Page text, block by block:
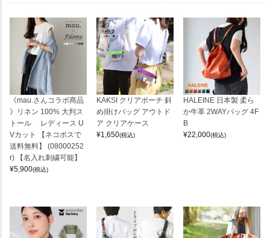
《mau.さんコラボ商品
》リネン 100% 大判ス
トール レディース U
Vカット 【ネコポスで
送料無料】 (08000252
r) 【名入れ刺繍可能】
¥5,900(税込)
KAKSI クリアポーチ 斜
め掛けバッグ アウトド
ア クリアケース
¥1,650(税込)
HALEINE 日本製 柔ら
か牛革 2WAYバッグ 4F
B
¥22,000(税込)